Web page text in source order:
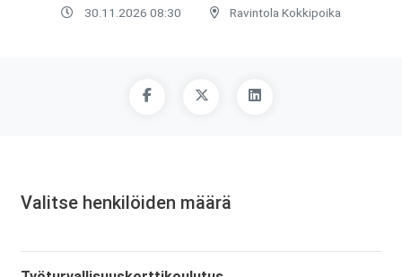
30.11.2026 08:30 Ravintola Kokkipoika
Valitse henkilöiden määrä